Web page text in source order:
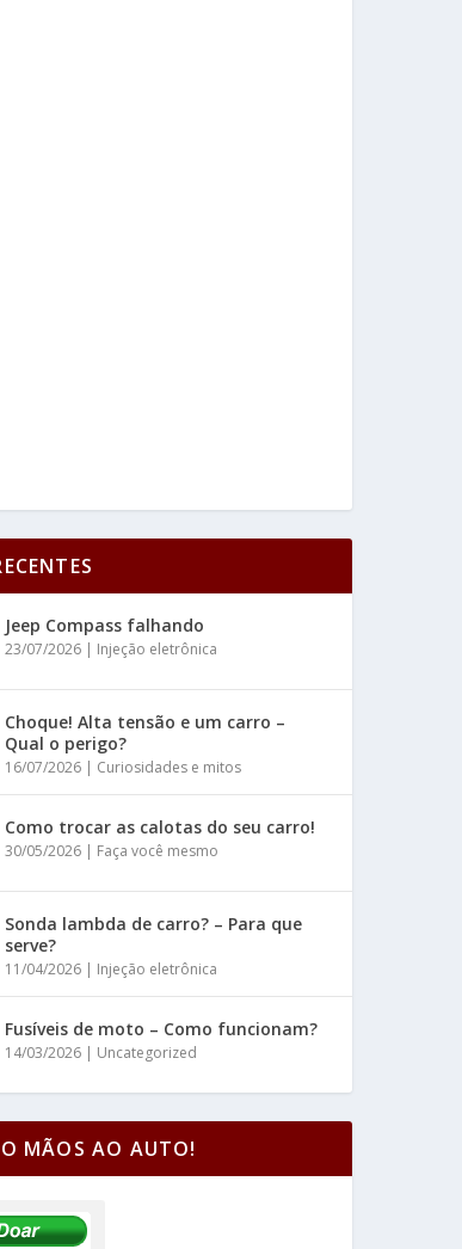
Jeep Compass falhando
23/07/2026 | Injeção eletrônica
Choque! Alta tensão e um carro –
Qual o perigo?
16/07/2026 | Curiosidades e mitos
Como trocar as calotas do seu carro!
30/05/2026 | Faça você mesmo
Sonda lambda de carro? – Para que
serve?
11/04/2026 | Injeção eletrônica
Fusíveis de moto – Como funcionam?
14/03/2026 | Uncategorized
O MÃOS AO AUTO!